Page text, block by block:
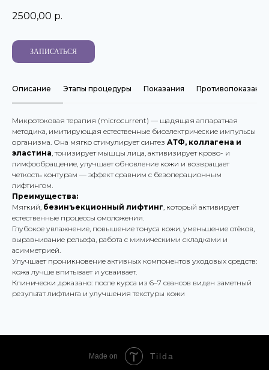
2500,00 р.
ЗАПИСАТЬСЯ
Описание Этапы процедуры Показания Противопоказания
Микротоковая терапия (microcurrent) — щадящая аппаратная
методика, имитирующая естественные биоэлектрические импульсы
организма. Она мягко стимулирует синтез АТФ, коллагена и
эластина, тонизирует мышцы лица, активизирует крово- и
лимфообращение, улучшает обновление кожи и возвращает
четкость контурам — эффект сравним с безоперационным
лифтингом.
Преимущества:
Мягкий, безинъекционный лифтинг, который активирует
естественные процессы омоложения.
Глубокое увлажнение, повышение тонуса кожи, уменьшение отёков,
выравнивание рельефа, работа с мимическими складками и
асимметрией.
Улучшает проникновение активных компонентов уходовых средств:
кожа лучше впитывает и усваивает.
Клинически доказано: после курса из 6–7 сеансов виден заметный
результат лифтинга и улучшения текстуры кожи
Made on Tilda